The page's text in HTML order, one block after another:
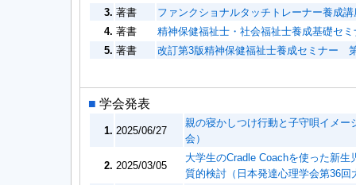
3. 著書
ファンクショナルタッチトレーナー養成
4. 著書
精神保健福祉士・社会福祉士養成基礎セ
5. 著書 改訂第3版精神保健福祉士養成セミナー
■ 学会発表
1. 2025/06/27
親の寝かしつけ行動と子守唄イメ
会）
2. 2025/03/05
大学生のCradle Coachを使った新
質的検討（日本発達心理学会第36回